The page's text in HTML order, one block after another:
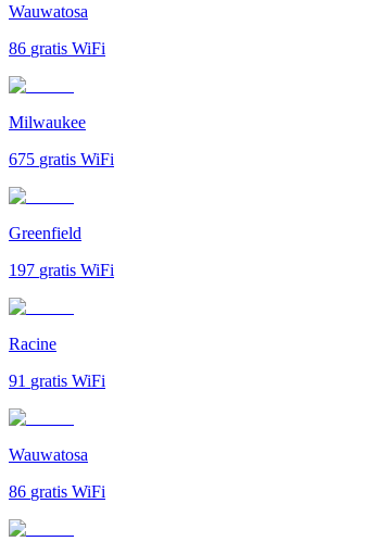
Wauwatosa
86 gratis WiFi
Milwaukee
675 gratis WiFi
Greenfield
197 gratis WiFi
Racine
91 gratis WiFi
Wauwatosa
86 gratis WiFi